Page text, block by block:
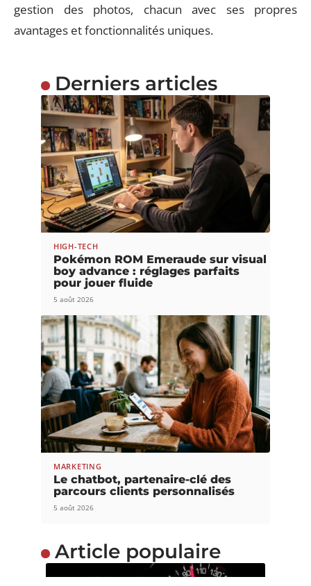
gestion des photos, chacun avec ses propres
avantages et fonctionnalités uniques.
Derniers articles
HIGH-TECH
Pokémon ROM Emeraude sur visual
boy advance : réglages parfaits
pour jouer fluide
5 août 2026
MARKETING
Le chatbot, partenaire-clé des
parcours clients personnalisés
5 août 2026
Article populaire